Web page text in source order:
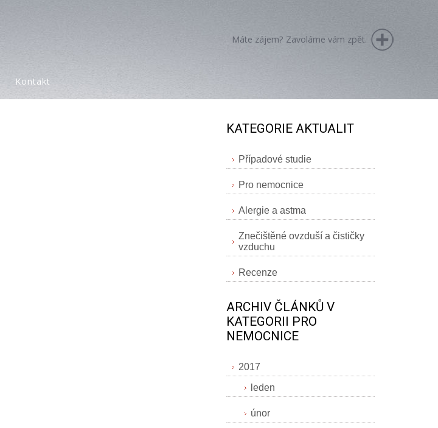
Kontakt
Máte zájem? Zavoláme vám zpět.
KATEGORIE AKTUALIT
Případové studie
Pro nemocnice
Alergie a astma
Znečištěné ovzduší a čističky
vzduchu
Recenze
ARCHIV ČLÁNKŮ V
KATEGORII PRO
NEMOCNICE
2017
leden
únor